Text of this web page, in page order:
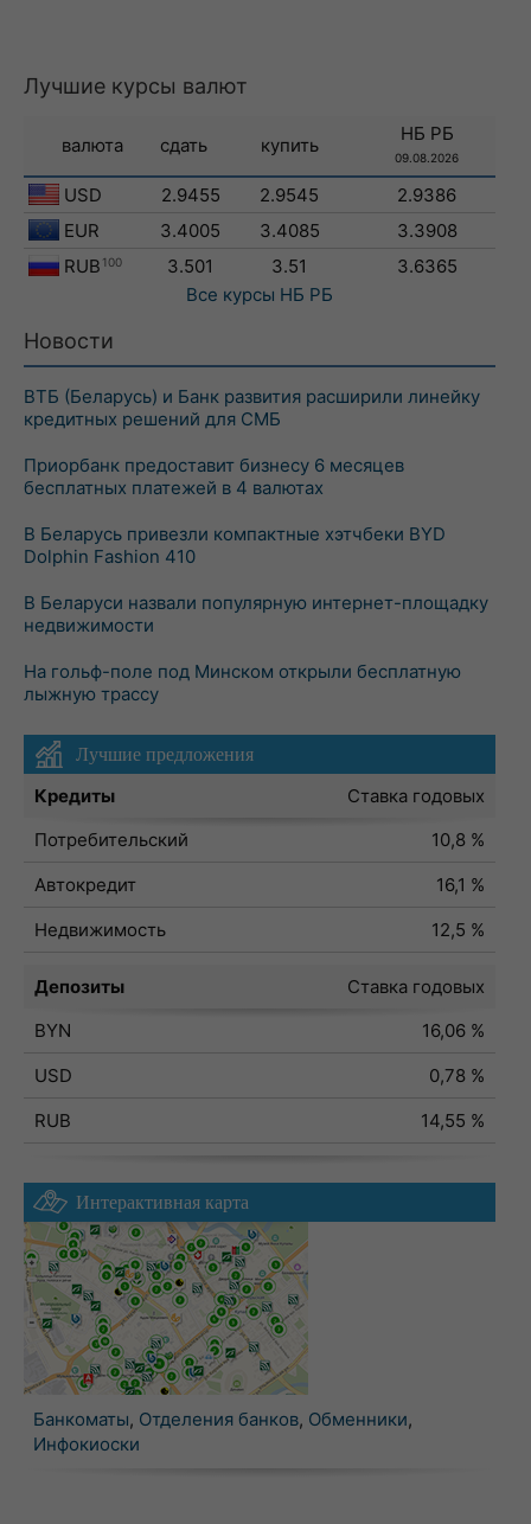
Лучшие курсы валют
валюта сдать купить
НБ РБ
09.08.2026
USD 2.9455 2.9545
2.9386
EUR
3.4005 3.4085
3.3908
RUB 100 3.501 3.51
3.6365
Все курсы НБ РБ
Новости
ВТБ (Беларусь) и Банк развития расширили линейку
кредитных решений для СМБ
Приорбанк предоставит бизнесу 6 месяцев
бесплатных платежей в 4 валютах
В Беларусь привезли компактные хэтчбеки BYD
Dolphin Fashion 410
В Беларуси назвали популярную интернет-площадку
недвижимости
На гольф-поле под Минском открыли бесплатную
лыжную трассу
Лучшие предложения
Кредиты
Ставка годовых
Потребительский
10,8 %
Автокредит
16,1 %
Недвижимость
12,5 %
Депозиты
Ставка годовых
BYN
16,06 %
USD
0,78 %
RUB
14,55 %
Интерактивная карта
Банкоматы, Отделения банков, Обменники,
Инфокиоски